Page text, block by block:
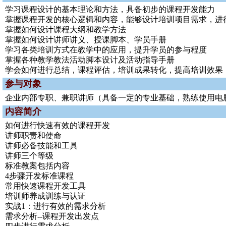
学习课程设计的基本理论和方法，具备初步的课程开发能力
掌握课程开发的核心逻辑和内容，能够设计培训项目需求，进
掌握如何设计课程大纲和教学方法
掌握如何设计讲师讲义、授课脚本、学员手册
学习各类培训方式在教学中的应用，提升学员的参与程度
掌握各种教学教法活动脚本设计及活动指导手册
学会如何进行总结，课程评估，培训成果转化，提高培训效果
参与对象
企业内部专职、兼职讲师（具备一定的专业基础，熟练使用电
内容简介
如何进行快速有效的课程开发
讲师职责和使命
讲师必备技能和工具
讲师三个等级
标准教案包括内容
4步骤开发标准课程
常用快速课程开发工具
培训师养成训练与认证
实战1：进行有效的需求分析
需求分析--课程开发出发点